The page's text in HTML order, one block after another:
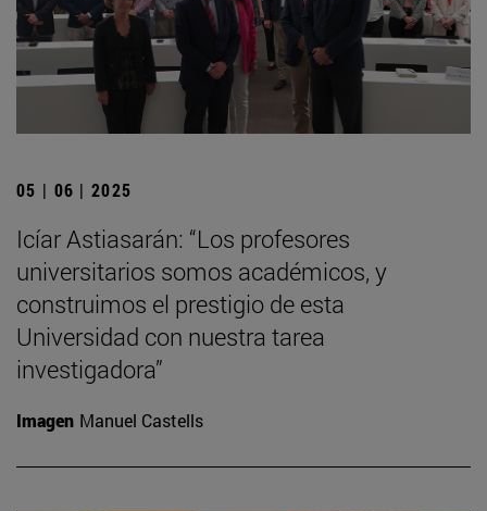
05 | 06 | 2025
Icíar Astiasarán: “Los profesores
universitarios somos académicos, y
construimos el prestigio de esta
Universidad con nuestra tarea
investigadora”
Imagen Manuel Castells